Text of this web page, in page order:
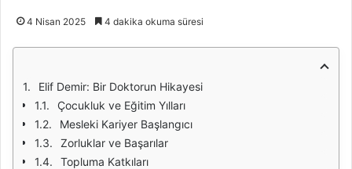
4 Nisan 2025 4 dakika okuma süresi
Elif Demir: Bir Doktorun Hikayesi
Çocukluk ve Eğitim Yılları
Mesleki Kariyer Başlangıcı
Zorluklar ve Başarılar
Topluma Katkıları